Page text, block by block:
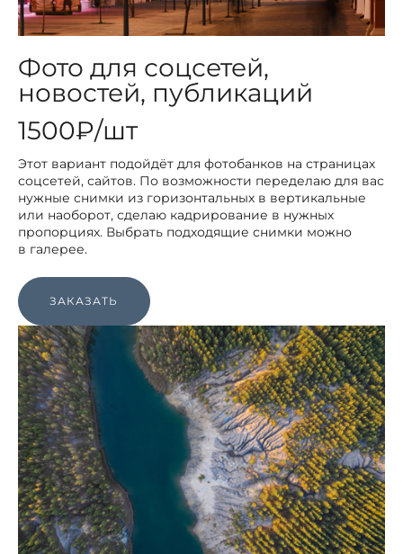
Фото для соцсетей,
новостей, публикаций
1500₽/шт
Этот вариант подойдёт для фотобанков на страницах
соцсетей, сайтов. По возможности переделаю для вас
нужные снимки из горизонтальных в вертикальные
или наоборот, сделаю кадрирование в нужных
пропорциях. Выбрать подходящие снимки можно
в галерее.
ЗАКАЗАТЬ